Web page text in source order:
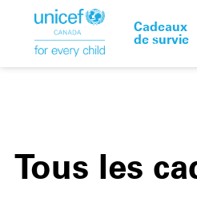
Cadeaux
de survie
Tous les